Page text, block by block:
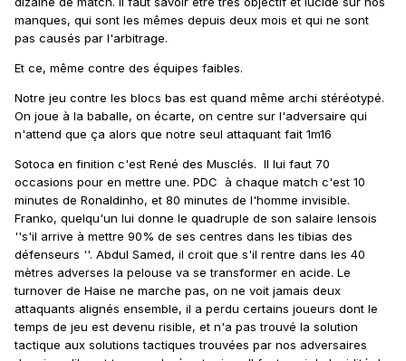
manques, qui sont les mêmes depuis deux mois et qui ne sont
pas causés par l'arbitrage.
Et ce, même contre des équipes faibles.
Notre jeu contre les blocs bas est quand même archi stéréotypé.
On joue à la baballe, on écarte, on centre sur l'adversaire qui
n'attend que ça alors que notre seul attaquant fait 1m16
Sotoca en finition c'est René des Musclés. Il lui faut 70
occasions pour en mettre une. PDC à chaque match c'est 10
minutes de Ronaldinho, et 80 minutes de l'homme invisible.
Franko, quelqu'un lui donne le quadruple de son salaire lensois
''s'il arrive à mettre 90% de ses centres dans les tibias des
défenseurs ''. Abdul Samed, il croit que s'il rentre dans les 40
mètres adverses la pelouse va se transformer en acide. Le
turnover de Haise ne marche pas, on ne voit jamais deux
attaquants alignés ensemble, il a perdu certains joueurs dont le
temps de jeu est devenu risible, et n'a pas trouvé la solution
tactique aux solutions tactiques trouvées par nos adversaires